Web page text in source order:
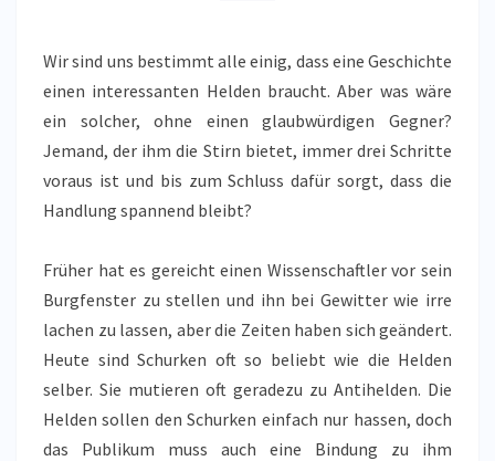
Wir sind uns bestimmt alle einig, dass eine Geschichte
einen interessanten Helden braucht. Aber was wäre
ein solcher, ohne einen glaubwürdigen Gegner?
Jemand, der ihm die Stirn bietet, immer drei Schritte
voraus ist und bis zum Schluss dafür sorgt, dass die
Handlung spannend bleibt?
Früher hat es gereicht einen Wissenschaftler vor sein
Burgfenster zu stellen und ihn bei Gewitter wie irre
lachen zu lassen, aber die Zeiten haben sich geändert.
Heute sind Schurken oft so beliebt wie die Helden
selber. Sie mutieren oft geradezu zu Antihelden. Die
Helden sollen den Schurken einfach nur hassen, doch
das Publikum muss auch eine Bindung zu ihm